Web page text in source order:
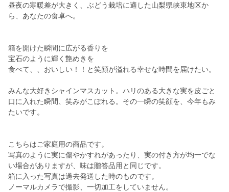
昼夜の寒暖差が大きく、ぶどう栽培に適した山梨県峡東地区か
ら、あなたの食卓へ。
箱を開けた瞬間に広がる香りを
宝石のように輝く艶めきを
食べて、、おいしい！！と笑顔が溢れる幸せな時間を届けたい。
みんな大好きシャインマスカット。ハリのある大きな実を皮ごと
口に入れた瞬間、笑みがこぼれる。その一瞬の笑顔を、今年もみ
たいです。
こちらはご家庭用の商品です。
写真のように実に傷やかすれがあったり、実の付き方が均一でな
い場合がありますが、味は贈答品用と同じです。
箱に入った写真は過去発送した時のものです。
ノーマルカメラで撮影、一切加工をしていません。